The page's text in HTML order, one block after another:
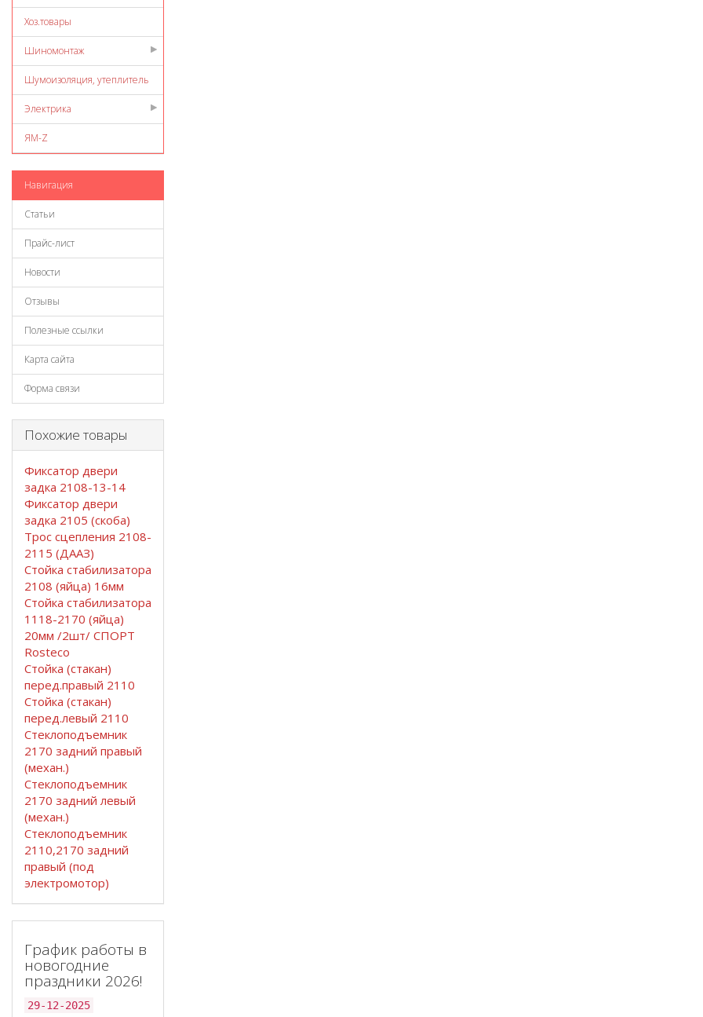
Хоз.товары
Шиномонтаж
Шумоизоляция, утеплитель
Электрика
ЯМ-Z
Навигация
Статьи
Прайс-лист
Новости
Отзывы
Полезные ссылки
Карта сайта
Форма связи
Похожие товары
Фиксатор двери
задка 2108-13-14
Фиксатор двери
задка 2105 (скоба)
Трос сцепления 2108-
2115 (ДААЗ)
Стойка стабилизатора
2108 (яйца) 16мм
Стойка стабилизатора
1118-2170 (яйца)
20мм /2шт/ СПОРТ
Rosteco
Стойка (стакан)
перед.правый 2110
Стойка (стакан)
перед.левый 2110
Стеклоподъемник
2170 задний правый
(механ.)
Стеклоподъемник
2170 задний левый
(механ.)
Стеклоподъемник
2110,2170 задний
правый (под
электромотор)
График работы в
новогодние
праздники 2026!
29-12-2025